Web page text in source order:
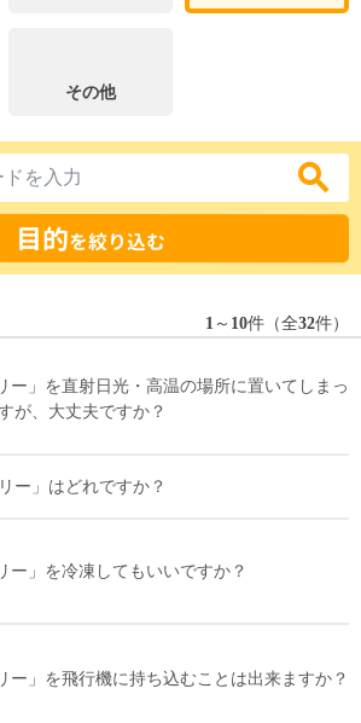
その他
目的を絞り込む
1 ～ 10件（全32件）
ー」を直射日光・高温の場所に置いてしまっ
が、大丈夫ですか？
ー」はどれですか？
ー」を冷凍してもいいですか？
ー」を飛行機に持ち込むことは出来ますか？